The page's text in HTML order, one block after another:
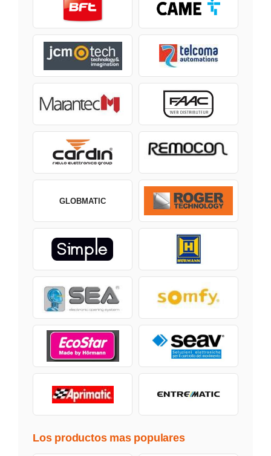
GLOBMATIC
Los productos mas populares